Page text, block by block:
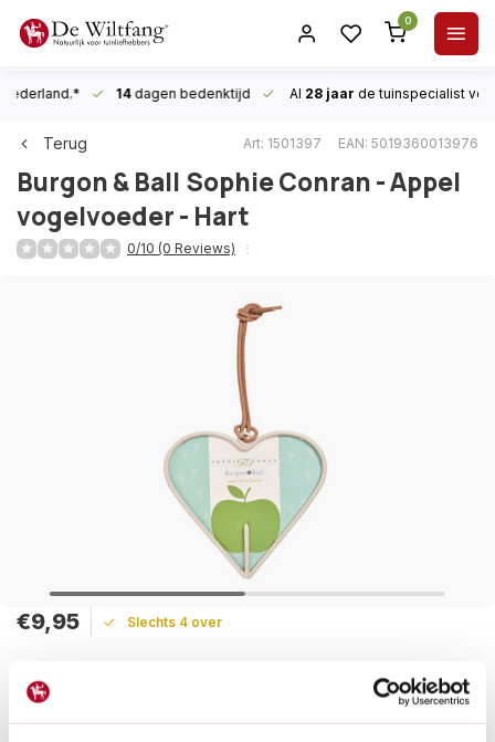
0
14dagen bedenktijd Al 28 jaar de tuinspecialist
Terug Art: 1501397 EAN: 5019360013976
Burgon & Ball Sophie Conran - Appel
vogelvoeder - Hart
0/10 (0 Reviews)
€9,95 Slechts 4 over
Levertijd: 1 - 2 werkdagen